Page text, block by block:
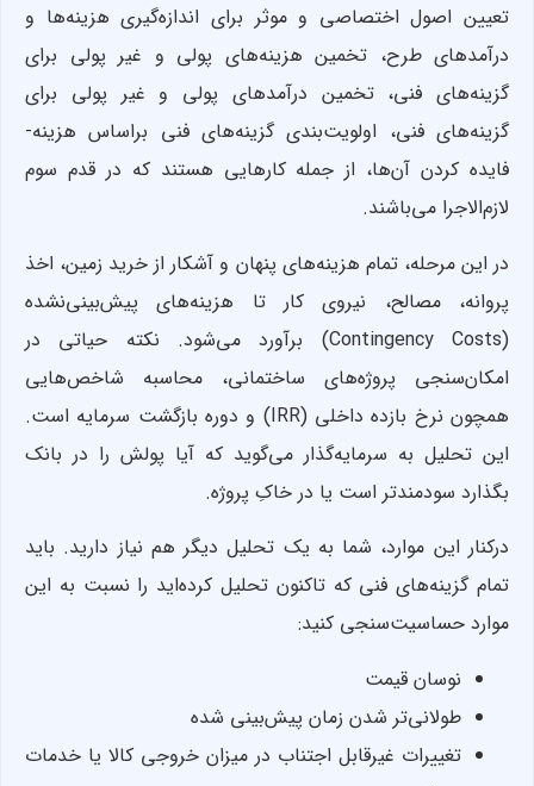
تعیین اصول اختصاصی و موثر برای اندازه‌گیری هزینه‌ها و
درآمدهای طرح، تخمین هزینه‌های پولی و غیر پولی برای
گزینه‌های فنی، تخمین درآمدهای پولی و غیر پولی برای
گزینه‌های فنی، اولویت‌بندی گزینه‌های فنی براساس هزینه-
فایده کردن آن‌ها، از جمله کارهایی هستند که در قدم سوم
لازم‌الاجرا می‌باشند.
در این مرحله، تمام هزینه‌های پنهان و آشکار از خرید زمین، اخذ
پروانه، مصالح، نیروی کار تا هزینه‌های پیش‌بینی‌نشده
(Contingency Costs) برآورد می‌شود. نکته حیاتی در
امکان‌‌سنجی پروژه‌های ساختمانی، محاسبه شاخص‌هایی
همچون نرخ بازده داخلی (IRR) و دوره بازگشت سرمایه است.
این تحلیل به سرمایه‌گذار می‌گوید که آیا پولش را در بانک
بگذارد سودمندتر است یا در خاکِ پروژه.
درکنار این موارد، شما به یک تحلیل دیگر هم نیاز دارید. باید
تمام گزینه‌های فنی که تاکنون تحلیل کرده‌اید را نسبت به این
موارد حساسیت‌سنجی کنید:
نوسان قیمت
طولانی‌تر شدن زمان پیش‌بینی شده
تغییرات غیرقابل اجتناب در میزان خروجی کالا یا خدمات